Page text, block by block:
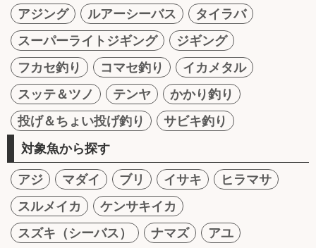
アジング
ルアーシーバス
タイラバ
スーパーライトジギング
ジギング
フカセ釣り
コマセ釣り
イカメタル
スッテ＆ツノ
テンヤ
かかり釣り
投げ＆ちょい投げ釣り
サビキ釣り
対象魚から探す
アジ マダイ ブリ イサキ
ヒラマサ
スルメイカ
ケンサキイカ
スズキ（シーバス）
ナマズ
アユ